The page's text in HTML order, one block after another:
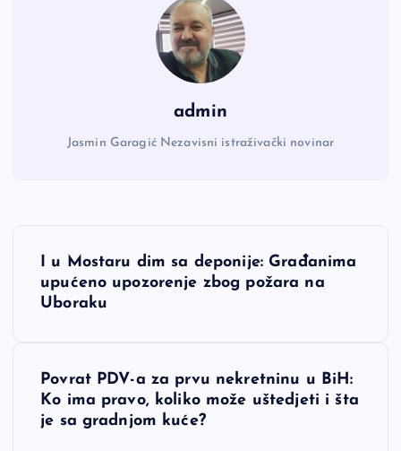
admin
Jasmin Garagić Nezavisni istraživački novinar
NI u Mostaru dim sa deponije: Građanima
upućeno upozorenje zbog požara na
Uboraku
Povrat PDV-a za prvu nekretninu u BiH:
Ko ima pravo, koliko može uštedjeti i šta
je sa gradnjom kuće?